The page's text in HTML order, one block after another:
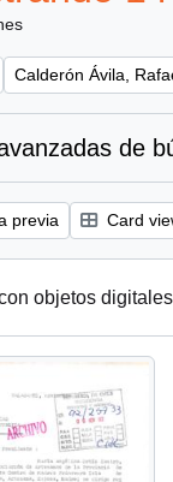
Remove filter:
Calderón Ávila,
de
previa Card
objetos digitales